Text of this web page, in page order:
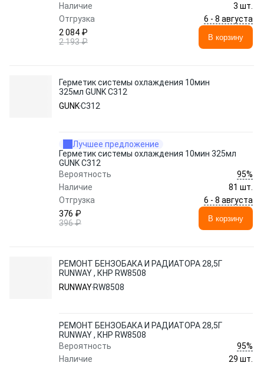
Наличие
3 шт.
Отгрузка
6 - 8 августа
2 084 ₽
2 193 ₽
В корзину
Герметик системы охлаждения 10мин
325мл GUNK C312
GUNKC312
Лучшее предложение
Герметик системы охлаждения 10мин 325мл
GUNK C312
Вероятность
95%
Наличие
81 шт.
Отгрузка
6 - 8 августа
376 ₽
396 ₽
В корзину
РЕМОНТ БЕНЗОБАКА И РАДИАТОРА 28,5Г
RUNWAY , КНР RW8508
RUNWAY RW8508
РЕМОНТ БЕНЗОБАКА И РАДИАТОРА 28,5Г
RUNWAY , КНР RW8508
Вероятность
95%
Наличие
29 шт.